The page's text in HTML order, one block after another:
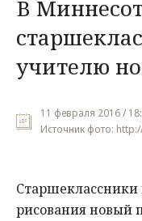
В
учителю
11 февраля 2016 /
Источник фото:
рисования новый